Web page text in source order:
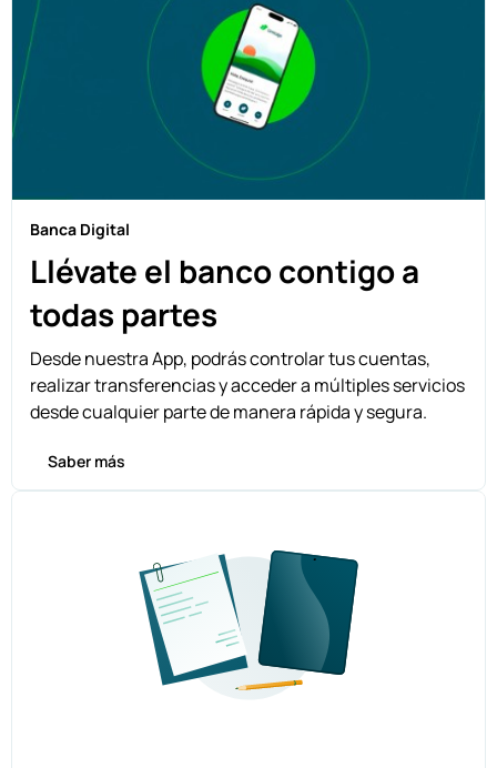
Banca Digital
Llévate el banco contigo a
todas partes
Desde nuestra App, podrás controlar tus cuentas,
realizar transferencias y acceder a múltiples servicios
desde cualquier parte de manera rápida y segura.
Saber más